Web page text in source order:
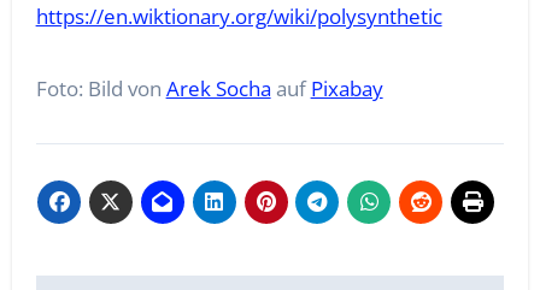
https://en.wiktionary.org/wiki/polysynthetic
Foto: Bild von Arek Socha aufPixabay